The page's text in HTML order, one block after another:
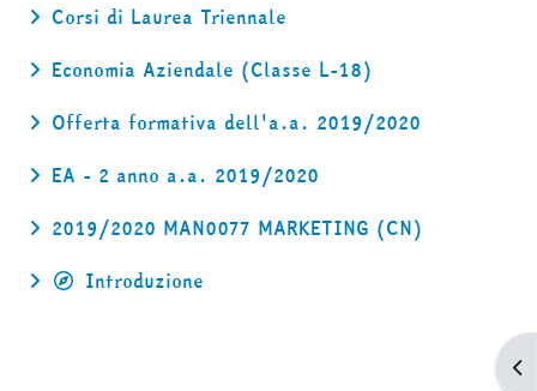
Corsi di Laurea Triennale
Economia Aziendale (Classe L-18)
Offerta formativa dell'a.a. 2019/2020
EA - 2 anno a.a. 2019/2020
2019/2020 MAN0077 MARKETING (CN)
Introduzione